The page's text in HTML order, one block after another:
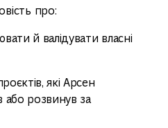
про:
й валідувати власні
які Арсен
або розвинув за